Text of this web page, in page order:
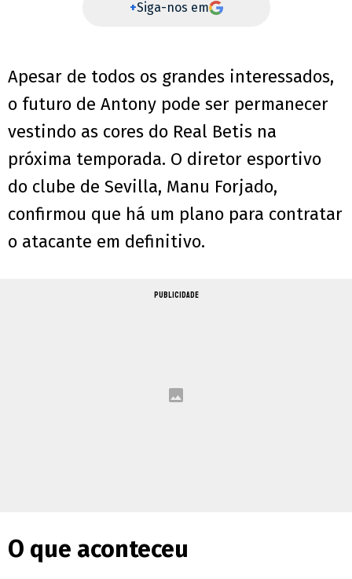
+Siga-nos em
Apesar de todos os grandes interessados,
o futuro de Antony pode ser permanecer
vestindo as cores do Real Betis na
próxima temporada. O diretor esportivo
do clube de Sevilla, Manu Forjado,
confirmou que há um plano para contratar
o atacante em definitivo.
PUBLICIDADE
O que aconteceu